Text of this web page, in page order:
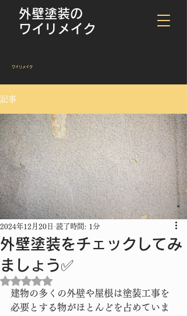
外壁塗装の
ワイリメイク
​ワイリメイク
記事
外壁塗装をチェックしてみ
ましょう✅
2024年12月20日 読了時間: 1分
5つ星のうちNaNと評価されています。
建物の多くの外壁や屋根は塗装工事を
必要とする物がほとんどを占めていま